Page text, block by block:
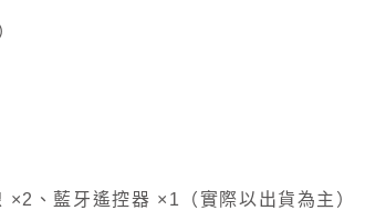
、藍牙遙控器 ×1（實際以出貨為主）